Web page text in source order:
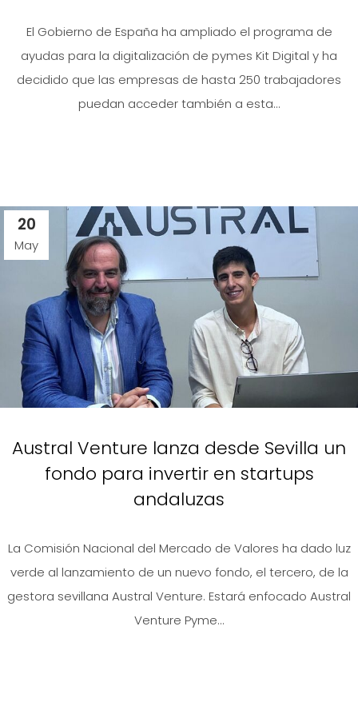
El Gobierno de España ha ampliado el programa de
ayudas para la digitalización de pymes Kit Digital y ha
decidido que las empresas de hasta 250 trabajadores
puedan acceder también a esta...
20
May
Austral Venture lanza desde Sevilla un
fondo para invertir en startups
andaluzas
La Comisión Nacional del Mercado de Valores ha dado luz
verde al lanzamiento de un nuevo fondo, el tercero, de la
gestora sevillana Austral Venture. Estará enfocado Austral
Venture Pyme...